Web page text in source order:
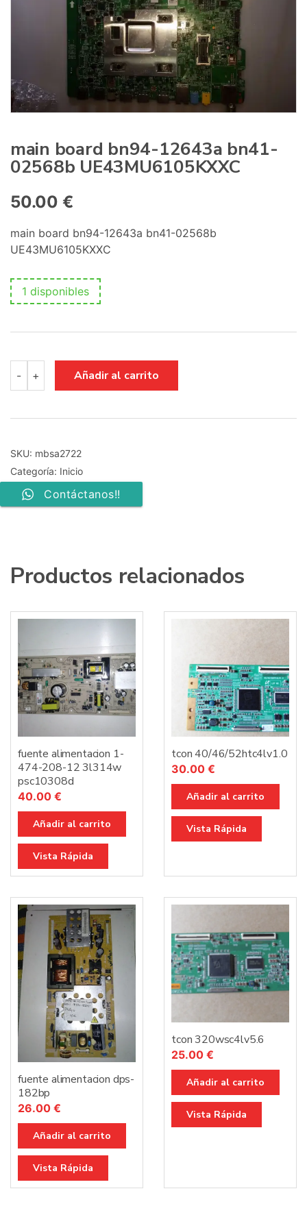
main board bn94-12643a bn41-
02568b UE43MU6105KXXC
50.00 €
main board bn94-12643a bn41-02568b
UE43MU6105KXXC
1 disponibles
-
board
bn94-
bn41-
UE43MU6105KXXC
cantidad
+ Añadir al carrito
SKU: mbsa2722
Categoría: Inicio
Contáctanos!!
Productos relacionados
fuente alimentacion 1-
474-208-12 3l314w
psc10308d
40.00 €
Añadir al carrito
Vista Rápida
tcon 40/46/52htc4lv1.0
30.00 €
Añadir al carrito
Vista Rápida
fuente alimentacion dps-
182bp
26.00 €
Añadir al carrito
Vista Rápida
tcon 320wsc4lv5.6
25.00 €
Añadir al carrito
Vista Rápida